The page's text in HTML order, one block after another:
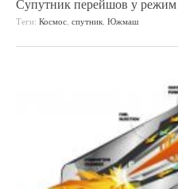
Супутник перейшов у
Теги: Космос, спутник, Южмаш